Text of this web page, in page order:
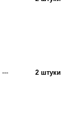
--- 2 штуки